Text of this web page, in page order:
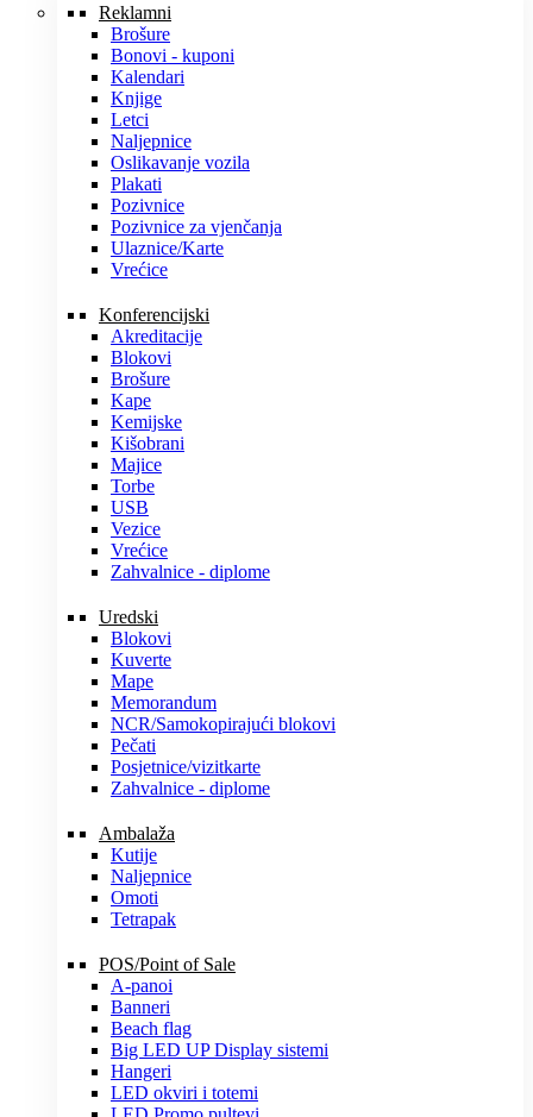
Reklamni
Brošure
Bonovi - kuponi
Kalendari
Knjige
Letci
Naljepnice
Oslikavanje vozila
Plakati
Pozivnice
Pozivnice za vjenčanja
Ulaznice/Karte
Vrećice
Konferencijski
Akreditacije
Blokovi
Brošure
Kape
Kemijske
Kišobrani
Majice
Torbe
USB
Vezice
Vrećice
Zahvalnice - diplome
Uredski
Blokovi
Kuverte
Mape
Memorandum
NCR/Samokopirajući blokovi
Pečati
Posjetnice/vizitkarte
Zahvalnice - diplome
Ambalaža
Kutije
Naljepnice
Omoti
Tetrapak
POS/Point of Sale
A-panoi
Banneri
Beach flag
Big LED UP Display sistemi
Hangeri
LED okviri i totemi